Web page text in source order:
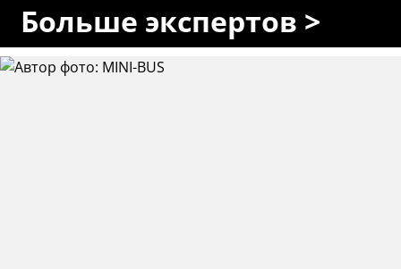
Больше экспертов >